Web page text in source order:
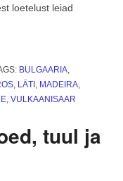
loetelust leiad
BULGAARIA,
, LÄTI , MADEIRA,
, VULKAANISAAR
tuul ja